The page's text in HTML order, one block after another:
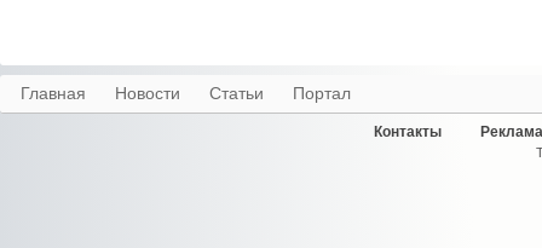
Главная Новости Статьи Портал
Контакты